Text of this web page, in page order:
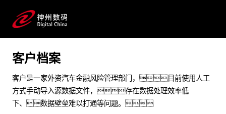
从0到1搭建一站式通用性数据资产平台
客户档案
客户是一家外资汽车金融风险管理部门，目前使用人工
方式手动导入源数据文件，存在数据处理效率低
下、数据壁垒难以打通等问题。